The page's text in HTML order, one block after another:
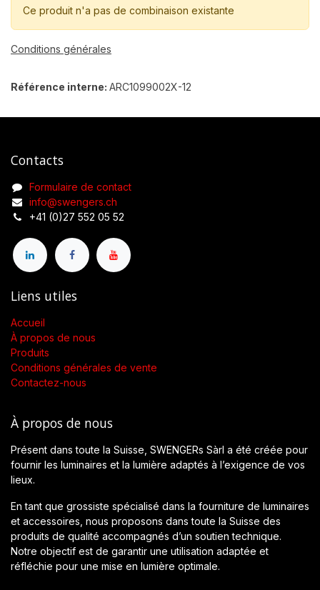
Ce produit n'a pas de combinaison existante
Conditions générales
Référence interne: ARC1099002X-12
Contacts
Formulaire de contact
info@swengers.ch
+41 (0)27 552 05 52
Liens utiles
Accueil
À propos de nous
Produits
Conditions générales de vente
Contactez-nous
À propos de nous
Présent dans toute la Suisse, SWENGERs Sàrl a été créée pour
fournir les luminaires et la lumière adaptés à l’exigence de vos
lieux.
En tant que grossiste spécialisé dans la fourniture de luminaires
et accessoires, nous proposons dans toute la Suisse des
produits de qualité accompagnés d’un soutien technique.
Notre objectif est de garantir une utilisation adaptée et
réfléchie pour une mise en lumière optimale.